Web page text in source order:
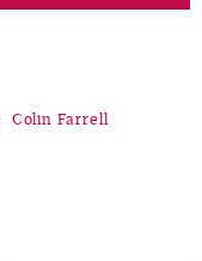
Colin Farrell